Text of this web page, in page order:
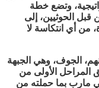
وتضع خطة
قبل الحوثيين، إلى
من أي انتكاسة لا
الجوف، وهي الجبهة
المراحل الأولى من
مارب بما حملته من